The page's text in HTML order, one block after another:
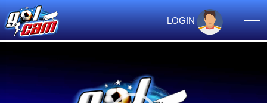
LOGIN